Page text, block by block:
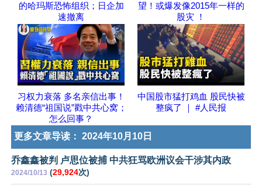
的哈玛斯恐怖组织；日企加
速撤离
望！或爆发像2015年一样的
股灾 ！
习权力衰落 多名亲信出事！
赖清德“祖国说”戳中共心窝；
怎么回事？
中国股市猛打鸡血 股民快被
整疯了 ｜ #人民报
更多文章导读： 2024年10月10日
乔鑫鑫被判 卢思位被捕 中共狂骂欧洲议会干涉其内政
2024/10/13 (29,924次)